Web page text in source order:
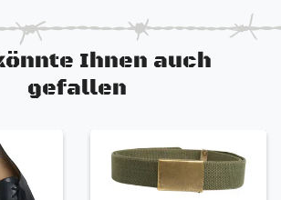
Ihnen auch
gefallen